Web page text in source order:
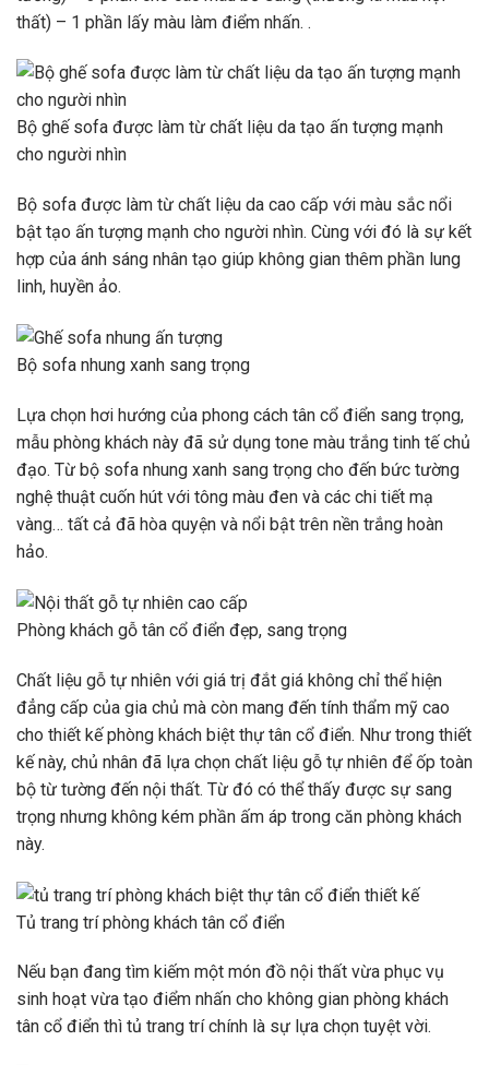
thất) – 1 phần lấy màu làm điểm nhấn. .
Bộ ghế sofa được làm từ chất liệu da tạo ấn tượng mạnh
cho người nhìn
Bộ sofa được làm từ chất liệu da cao cấp với màu sắc nổi
bật tạo ấn tượng mạnh cho người nhìn. Cùng với đó là sự kết
hợp của ánh sáng nhân tạo giúp không gian thêm phần lung
linh, huyền ảo.
Bộ sofa nhung xanh sang trọng
Lựa chọn hơi hướng của phong cách tân cổ điển sang trọng,
mẫu phòng khách này đã sử dụng tone màu trắng tinh tế chủ
đạo. Từ bộ sofa nhung xanh sang trọng cho đến bức tường
nghệ thuật cuốn hút với tông màu đen và các chi tiết mạ
vàng… tất cả đã hòa quyện và nổi bật trên nền trắng hoàn
hảo.
Phòng khách gỗ tân cổ điển đẹp, sang trọng
Chất liệu gỗ tự nhiên với giá trị đắt giá không chỉ thể hiện
đẳng cấp của gia chủ mà còn mang đến tính thẩm mỹ cao
cho thiết kế phòng khách biệt thự tân cổ điển. Như trong thiết
kế này, chủ nhân đã lựa chọn chất liệu gỗ tự nhiên để ốp toàn
bộ từ tường đến nội thất. Từ đó có thể thấy được sự sang
trọng nhưng không kém phần ấm áp trong căn phòng khách
này.
Tủ trang trí phòng khách tân cổ điển
Nếu bạn đang tìm kiếm một món đồ nội thất vừa phục vụ
sinh hoạt vừa tạo điểm nhấn cho không gian phòng khách
tân cổ điển thì tủ trang trí chính là sự lựa chọn tuyệt vời.